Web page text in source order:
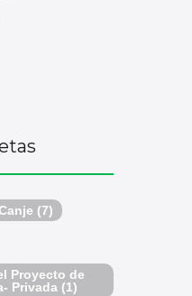
(7)
Proyecto de
Privada (1)